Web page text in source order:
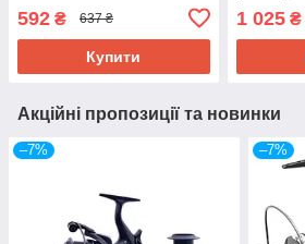
592 ₴ 637 ₴
Купити
1 025₴
Акційні пропозиції та новинки
–7% –7%